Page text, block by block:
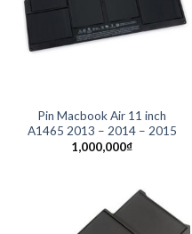
Pin Macbook Air 11 inch
A1465 2013 – 2014 – 2015
1,000,000₫